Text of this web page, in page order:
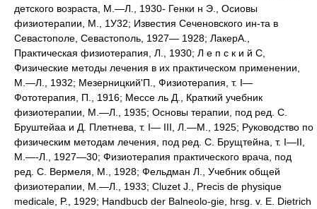
детского возраста, М.—Л., 1930- Генки н Э., Осиовы
физиотерапии, М., 1У32; Известия Сеченовского ин-та в
Севастополе, Севастополь, 1927— 1928; ЛакерА.,
Практическая физиотерапия, Л., 1930; Л е п с к и й С,
Физические методы лечения в их практическом применении,
М.—Л., 1932; Мезерницкий'П., Физиотерапия, т. I—
Фототерапия, П., 1916; Мессе ль Д., Краткий учебник
физиотерапии, М.—Л., 1935; Основы терапии, под ред. С.
Бруштейаа и Д. Плетнева, т. I— III, Л.—М., 1925; Руководство по
физическим методам лечения, под ред. С. Брущтейна, т. I—II,
М.—-Л., 1927—30; Физиотерапия практического врача, под
ред. С. Вермеля, М., 1928; Фельдман Л., Учебник общей
физиотерапии, М.—Л., 1933; Cluzet J., Precis de physique
medicale, P., 1929; Handbucb der Balneolo-gie, hrsg. v. E. Dietrich